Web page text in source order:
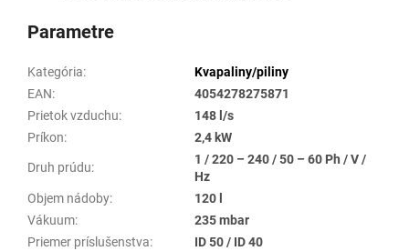
Parametre
Kategória:
Kvapaliny/piliny
EAN:
4054278275871
Prietok vzduchu:
148 l/s
Príkon: 2,4 kW
Druh prúdu:
1 / 220 – 240 / 50 – 60 Ph / V /
Hz
Objem nádoby:
120 l
Vákuum:
235 mbar
Priemer príslušenstva:
ID 50 / ID 40